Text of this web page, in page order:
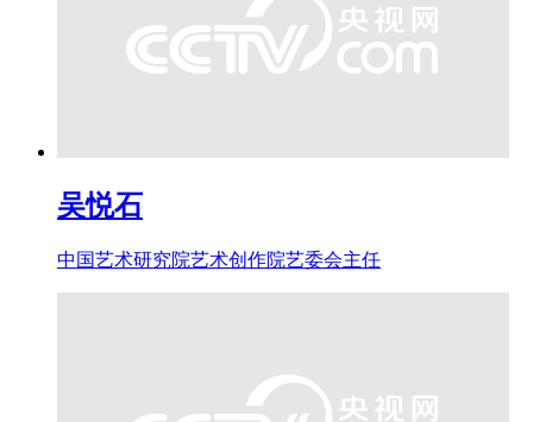
吴悦石
中国艺术研究院艺术创作院艺委会主任